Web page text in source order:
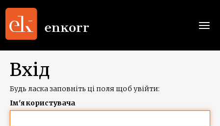
Вхід
Будь ласка заповніть ці поля щоб увійти:
Ім'я користувача